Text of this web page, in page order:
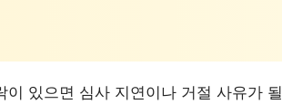
있으면 심사 지연이나 거절 사유가 될